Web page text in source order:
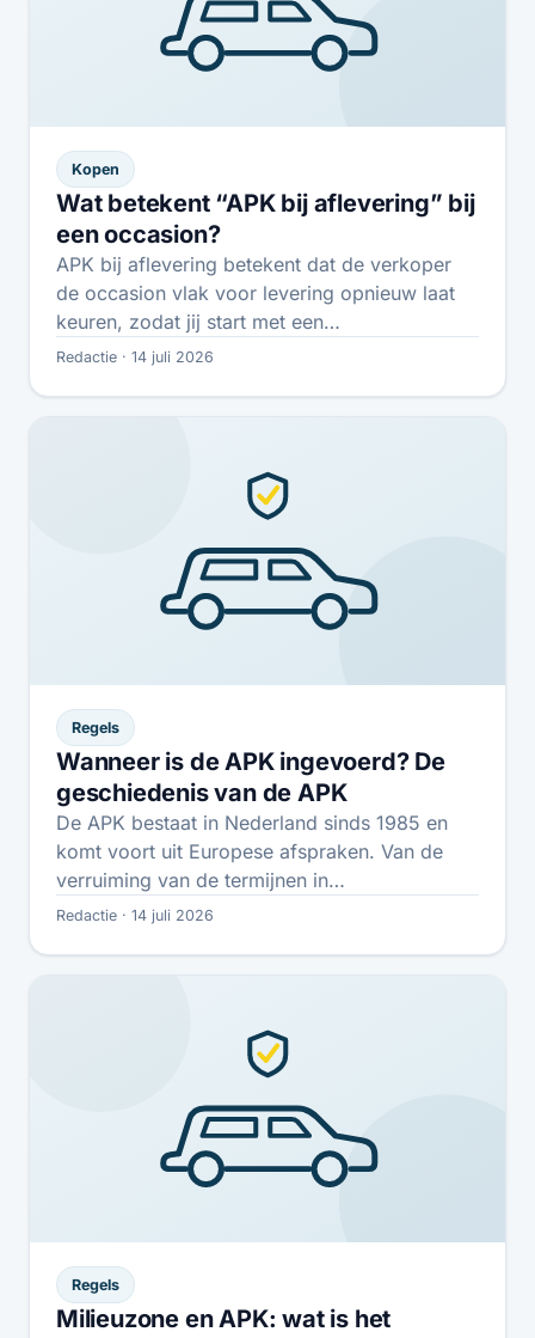
Kopen
Wat betekent “APK bij aflevering” bij
een occasion?
APK bij aflevering betekent dat de verkoper
de occasion vlak voor levering opnieuw laat
keuren, zodat jij start met een…
Redactie · 14 juli 2026
Regels
Wanneer is de APK ingevoerd? De
geschiedenis van de APK
De APK bestaat in Nederland sinds 1985 en
komt voort uit Europese afspraken. Van de
verruiming van de termijnen in…
Redactie · 14 juli 2026
Regels
Milieuzone en APK: wat is het